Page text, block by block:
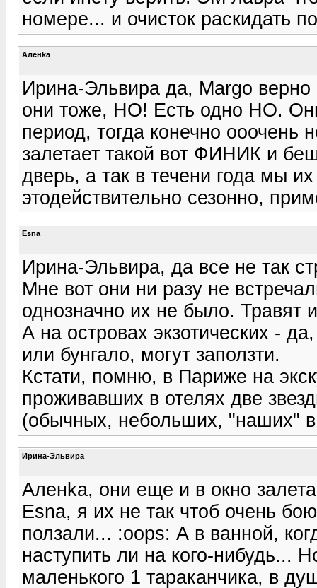
номере... и очисток раскидать
Аленka
Ирина-Эльвира да, Margo верно
они тоже, НО! Есть одно НО.
период, тогда конечно ооочень
залетает такой вот ФИНИК и
дверь, а так в течени года мы
этодействительно сезонно,
Esna
Ирина-Эльвира, да все не так
Мне вот они ни разу не
однозначно их не было. Травят
А на островах экзотических -
или бунгало, могут заползти.
Кстати, помню, в Париже на
проживавших в отелях две
(обычных, небольших, "наших"
Ирина-Эльвира
Аленka, они еще и в окно
Esna, я их не так чтоб очень
ползали... :oops: А в ванной,
наступить ли на кого-нибудь...
маленького 1 тараканчика, в